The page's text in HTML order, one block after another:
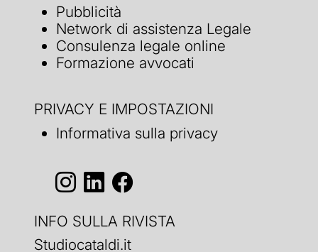
Pubblicità
Network di assistenza Legale
Consulenza legale online
Formazione avvocati
PRIVACY E IMPOSTAZIONI
Informativa sulla privacy
INFO SULLA RIVISTA
Studiocataldi.it